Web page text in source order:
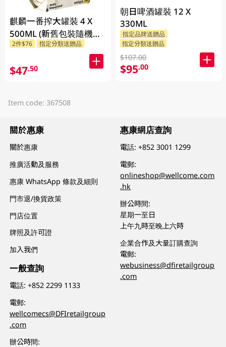
麒麟一番搾大罐裝 4 X
500ML (新舊包裝隨機發
貨)
2件$76 指定分類送贈品
$47.50
朝日啤酒罐裝 12 X
330ML
指定品牌送贈品
指定分類送贈品
$107.00
$95.00
Item code: 367508
關於惠康
關於惠康
推廣活動及服務
惠康 WhatsApp 條款及細則
門市退/換貨政策
門店位置
牌照及許可證
加入我們
一般查詢
電話:+852 2299 1133
電郵:
wellcomecs@DFIretailgroup
.com
辦公時間:
惠康網店查詢
電話:+852 3001 1299
電郵:
onlineshop@wellcome.com
.hk
辦公時間:
星期一至日
上午九時至晚上六時
企業合作及大量訂購查詢
電郵:
webusiness@dfiretailgroup
.com